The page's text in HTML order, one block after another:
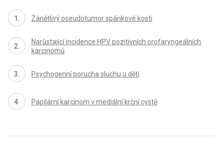
Zánětlivý pseudotumor spánkové kosti
Narůstající incidence HPV pozitivních orofaryngeálních
karcinomů
Psychogenní porucha sluchu u dětí
Papilární karcinom v mediální krční cystě